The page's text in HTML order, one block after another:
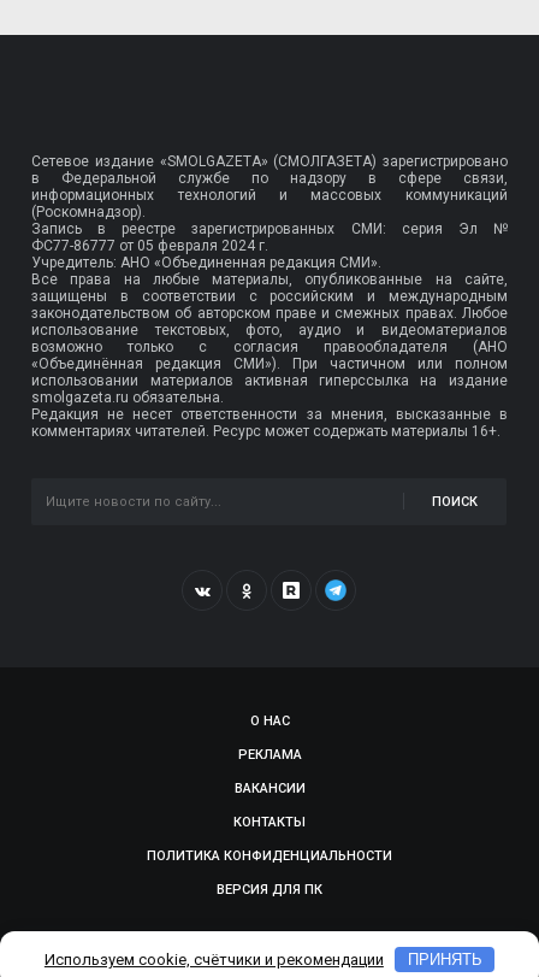
Сетевое издание «SMOLGAZETA» (СМОЛГАЗЕТА) зарегистрировано
в Федеральной службе по надзору в сфере связи,
информационных технологий и массовых коммуникаций
(Роскомнадзор).
Запись в реестре зарегистрированных СМИ: серия Эл №
ФС77-86777 от 05 февраля 2024 г.
Учредитель: АНО «Объединенная редакция СМИ».
Все права на любые материалы, опубликованные на сайте,
защищены в соответствии с российским и международным
законодательством об авторском праве и смежных правах. Любое
использование текстовых, фото, аудио и видеоматериалов
возможно только с согласия правообладателя (АНО
«Объединённая редакция СМИ»). При частичном или полном
использовании материалов активная гиперссылка на издание
smolgazeta.ru обязательна.
Редакция не несет ответственности за мнения, высказанные в
комментариях читателей. Ресурс может содержать материалы 16+.
ПОИСК
О НАС
РЕКЛАМА
ВАКАНСИИ
КОНТАКТЫ
ПОЛИТИКА КОНФИДЕНЦИАЛЬНОСТИ
ВЕРСИЯ ДЛЯ ПК
© 2009-2026, SMOLGAZETA.RU. СДЕЛАНО ВADEPTUM
Используем cookie, счётчики и рекомендации ПРИНЯТЬ